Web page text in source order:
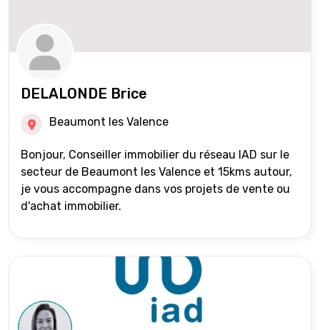
DELALONDE Brice
Beaumont les Valence
Bonjour, Conseiller immobilier du réseau IAD sur le
secteur de Beaumont les Valence et 15kms autour,
je vous accompagne dans vos projets de vente ou
d'achat immobilier.